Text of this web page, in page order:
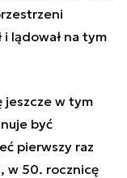
lądował na tym
jeszcze w tym
być
pierwszy raz
w 50. rocznicę